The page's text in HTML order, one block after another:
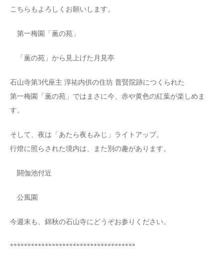
こちらもよろしくお願いします。
第一梅園「薫の苑」
「薫の苑」から見上げた月見亭
石山寺第3代座主 淳祐内供の住坊 普賢院跡につくられた
第一梅園「薫の苑」ではまさに今、赤や黄色の紅葉が楽しめま
す。
そして、夜は「あたら夜もみじ」ライトアップ。
行燈に照らされた境内は、また別の趣があります。
閼伽池付近
公風園
今週末も、錦秋の石山寺にどうぞお参りください。
************************************